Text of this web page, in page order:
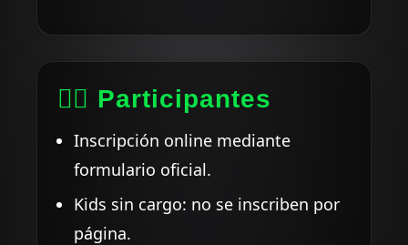
🏃‍♀️ Participantes
Inscripción online mediante
formulario oficial.
Kids sin cargo: no se inscriben por
página.